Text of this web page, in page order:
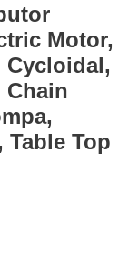
Motor,
Cycloidal,
Chain
Table Top